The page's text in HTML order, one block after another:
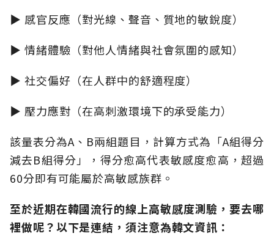
▶ 感官反應（對光線、聲音、質地的敏銳度）
▶ 情緒體驗（對他人情緒與社會氛圍的感知）
▶ 社交偏好（在人群中的舒適程度）
▶ 壓力應對（在高刺激環境下的承受能力）
該量表分為A、B兩組題目，計算方式為「A組得分
減去B組得分」，得分愈高代表敏感度愈高，超過
60分即有可能屬於高敏感族群。
至於近期在韓國流行的線上高敏感度測驗，要去哪
裡做呢？以下是連結，須注意為韓文資訊：